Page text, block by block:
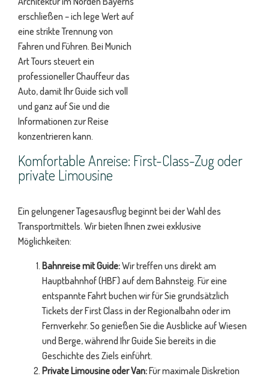
erschließen – ich lege Wert auf
eine strikte Trennung von
Fahren und Führen. Bei Munich
Art Tours steuert ein
professioneller Chauffeur das
Auto, damit Ihr Guide sich voll
und ganz auf Sie und die
Informationen zur Reise
konzentrieren kann.
Komfortable Anreise: First-Class-Zug oder
private Limousine
Ein gelungener Tagesausflug beginnt bei der Wahl des
Transportmittels. Wir bieten Ihnen zwei exklusive
Möglichkeiten:
Bahnreise mit Guide:Wir treffen uns direkt am
Hauptbahnhof (HBF) auf dem Bahnsteig. Für eine
entspannte Fahrt buchen wir für Sie grundsätzlich
Tickets der First Class in der Regionalbahn oder im
Fernverkehr. So genießen Sie die Ausblicke auf Wiesen
und Berge, während Ihr Guide Sie bereits in die
Geschichte des Ziels einführt.
Private Limousine oder Van:Für maximale Diskretion